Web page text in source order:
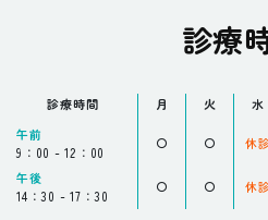
診療
診療時間 月 火 水
午前
9：00 - 12：00
〇 〇 休
午後
14：30 - 17：30
〇 〇 休